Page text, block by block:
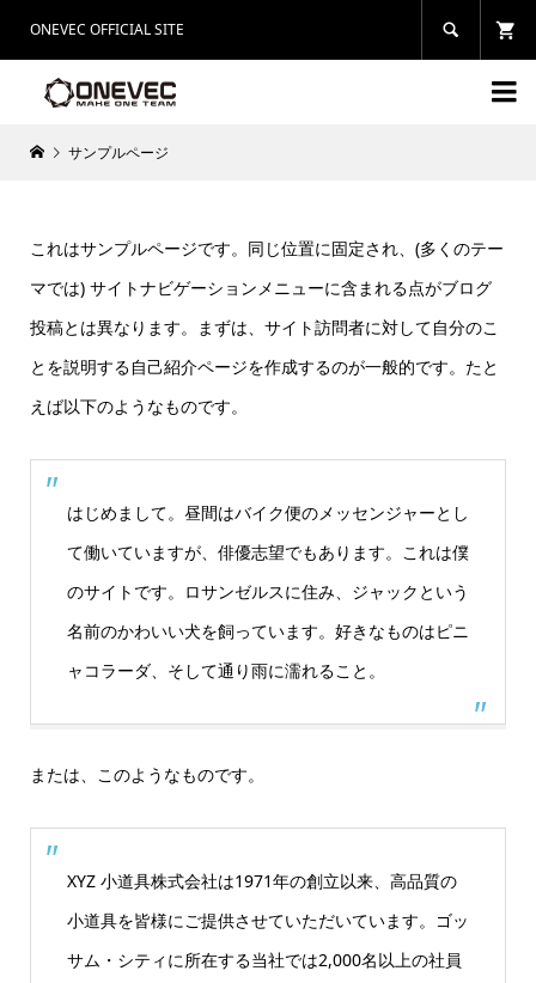
ONEVEC OFFICIAL SITE 

サンプルページ
これはサンプルページです。同じ位置に固定され、(多くのテー
マでは) サイトナビゲーションメニューに含まれる点がブログ
投稿とは異なります。まずは、サイト訪問者に対して自分のこ
とを説明する自己紹介ページを作成するのが一般的です。たと
えば以下のようなものです。
はじめまして。昼間はバイク便のメッセンジャーとし
て働いていますが、俳優志望でもあります。これは僕
のサイトです。ロサンゼルスに住み、ジャックという
名前のかわいい犬を飼っています。好きなものはピニ
ャコラーダ、そして通り雨に濡れること。
または、このようなものです。
XYZ 小道具株式会社は1971年の創立以来、高品質の
小道具を皆様にご提供させていただいています。ゴッ
サム・シティに所在する当社では2,000名以上の社員